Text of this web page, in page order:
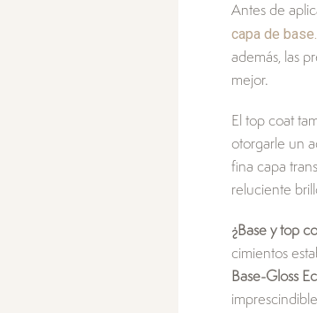
Antes de
capa de base.
además, las
mejor.
El top coat
otorgarle un
fina capa
reluciente
¿Base y top
cimientos
Base-Gloss